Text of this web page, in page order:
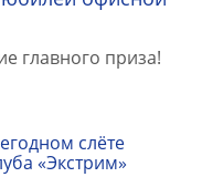
главного приза!
слёте
«Экстрим»